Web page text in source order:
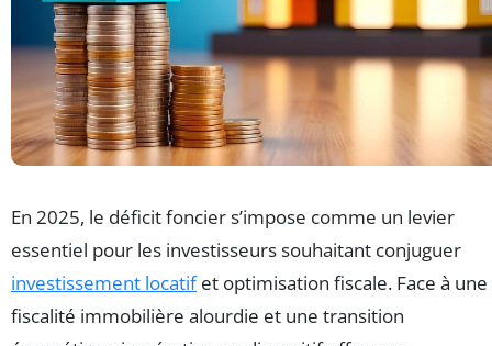
En 2025, le déficit foncier s’impose comme un levier
essentiel pour les investisseurs souhaitant conjuguer
investissement locatifet optimisation fiscale. Face à une
fiscalité immobilière alourdie et une transition